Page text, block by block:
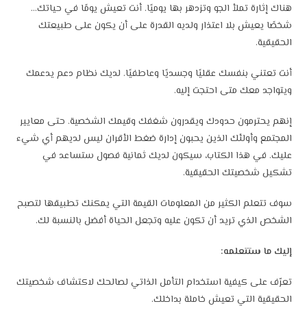
هناك إثارة تملأ الجو وتزدهر بها يوميًا. أنت تعيش يومًا في حياتك…
شخصًا يعيش بلا اعتذار ولديه القدرة على أن يكون على طبيعتك
الحقيقية.
أنت تعتني بنفسك عقليًا وجسديًا وعاطفيًا. لديك نظام دعم يدعمك
ويتواجد معك متى احتجت إليه.
إنهم يحترمون حدودك ويقدرون شغفك وقيمك الشخصية. حتى معايير
المجتمع وأولئك الذين يحبون إدارة ضغط الأقران ليس لديهم أي شيء
عليك. في هذا الكتاب، سيكون لديك ثمانية فصول ستساعد في
تشكيل شخصيتك الحقيقية.
سوف تتعلم الكثير من المعلومات القيمة التي يمكنك تطبيقها لتصبح
الشخص الذي تريد أن تكون عليه وتجعل الحياة أفضل بالنسبة لك.
إليك ما ستتعلمه:
تعرّف على كيفية استخدام التأمل الذاتي لصالحك لاكتشاف شخصيتك
الحقيقية التي تعيش خاملة بداخلك.